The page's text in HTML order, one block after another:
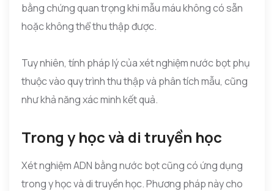
bằng chứng quan trọng khi mẫu máu không có sẵn
hoặc không thể thu thập được.
Tuy nhiên, tính pháp lý của xét nghiệm nước bọt phụ
thuộc vào quy trình thu thập và phân tích mẫu, cũng
như khả năng xác minh kết quả.
Trong y học và di truyền học
Xét nghiệm ADN bằng nước bọt cũng có ứng dụng
trong y học và di truyền học. Phương pháp này cho